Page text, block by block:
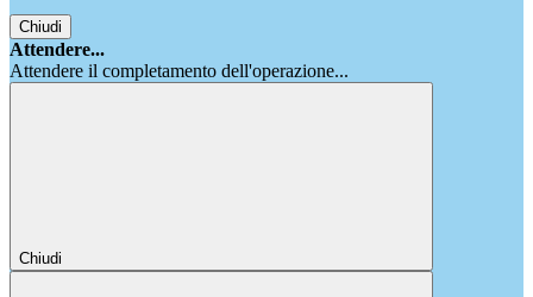
Chiudi
Attendere...
Attendere il completamento dell'operazione...
Chiudi